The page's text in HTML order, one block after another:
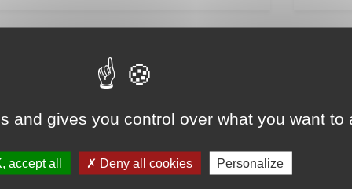
and gives you control over what you want to
accept all Deny all cookies Personalize